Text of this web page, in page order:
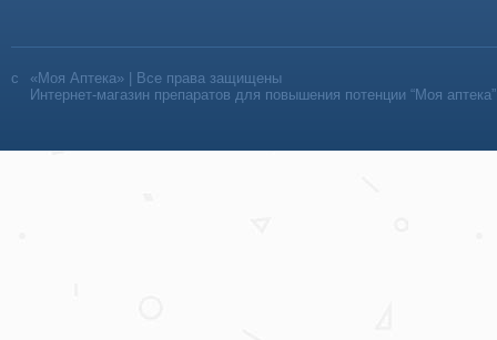
«Моя Аптека» | Все права защищены
Интернет-магазин препаратов для повышения потенции “Моя